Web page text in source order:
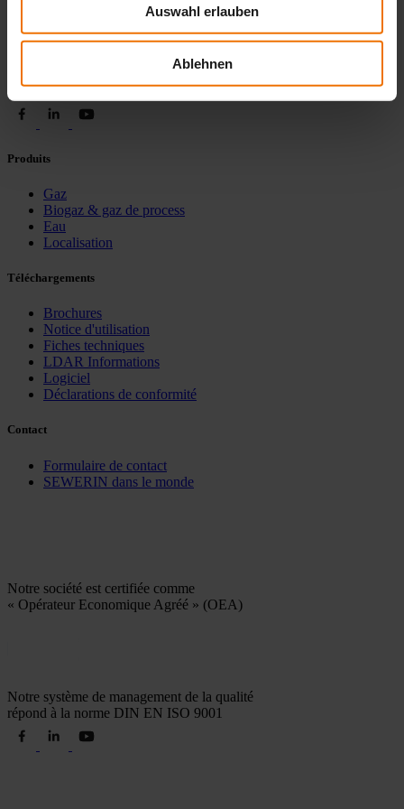
Auswahl erlauben
Ablehnen
Sewerin S.à.r.l.
+33 3 88681515
Produits
Gaz
Biogaz & gaz de process
Eau
Localisation
Téléchargements
Brochures
Notice d'utilisation
Fiches techniques
LDAR Informations
Logiciel
Déclarations de conformité
Contact
Formulaire de contact
SEWERIN dans le monde
Notre société est certifiée comme
« Opérateur Economique Agréé » (OEA)
Notre système de management de la qualité
répond à la norme DIN EN ISO 9001